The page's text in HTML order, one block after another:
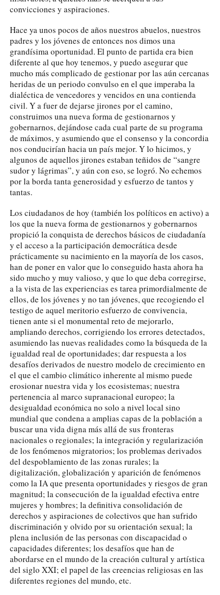
convicciones y aspiraciones.
Hace ya unos pocos de años nuestros abuelos, nuestros
padres y los jóvenes de entonces nos dimos una
grandísima oportunidad. El punto de partida era bien
diferente al que hoy tenemos, y puedo asegurar que
mucho más complicado de gestionar por las aún cercanas
heridas de un periodo convulso en el que imperaba la
dialéctica de vencedores y vencidos en una contienda
civil. Y a fuer de dejarse jirones por el camino,
construimos una nueva forma de gestionarnos y
gobernarnos, dejándose cada cual parte de su programa
de máximos, y asumiendo que el consenso y la concordia
nos conducirían hacia un país mejor. Y lo hicimos, y
algunos de aquellos jirones estaban teñidos de “sangre
sudor y lágrimas”, y aún con eso, se logró. No echemos
por la borda tanta generosidad y esfuerzo de tantos y
tantas.
Los ciudadanos de hoy (también los políticos en activo) a
los que la nueva forma de gestionarnos y gobernarnos
propició la conquista de derechos básicos de ciudadanía
y el acceso a la participación democrática desde
prácticamente su nacimiento en la mayoría de los casos,
han de poner en valor que lo conseguido hasta ahora ha
sido mucho y muy valioso, y que lo que deba corregirse,
a la vista de las experiencias es tarea primordialmente de
ellos, de los jóvenes y no tan jóvenes, que recogiendo el
testigo de aquel meritorio esfuerzo de convivencia,
tienen ante si el monumental reto de mejorarlo,
ampliando derechos, corrigiendo los errores detectados,
asumiendo las nuevas realidades como la búsqueda de la
igualdad real de oportunidades; dar respuesta a los
desafíos derivados de nuestro modelo de crecimiento en
el que el cambio climático inherente al mismo puede
erosionar nuestra vida y los ecosistemas; nuestra
pertenencia al marco supranacional europeo; la
desigualdad económica no solo a nivel local sino
mundial que condena a amplias capas de la población a
buscar una vida digna más allá de sus fronteras
nacionales o regionales; la integración y regularización
de los fenómenos migratorios; los problemas derivados
del despoblamiento de las zonas rurales; la
digitalización, globalización y aparición de fenómenos
como la IA que presenta oportunidades y riesgos de gran
magnitud; la consecución de la igualdad efectiva entre
mujeres y hombres; la definitiva consolidación de
derechos y aspiraciones de colectivos que han sufrido
discriminación y olvido por su orientación sexual; la
plena inclusión de las personas con discapacidad o
capacidades diferentes; los desafíos que han de
abordarse en el mundo de la creación cultural y artística
del siglo XXI; el papel de las creencias religiosas en las
diferentes regiones del mundo, etc.